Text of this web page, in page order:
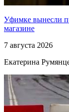
Уфимке вынесли
магазине
7 августа 2026
Екатерина